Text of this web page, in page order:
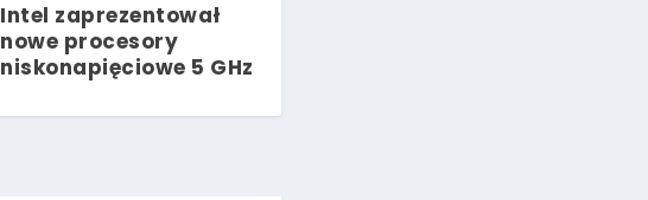
Intel zaprezentował
nowe procesory
niskonapięciowe 5 GHz